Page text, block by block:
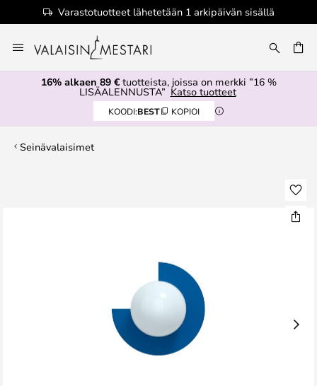
Varastotuotteet lähetetään 1 arkipäivän sisällä
to
Content
16% alkaen 89 €tuotteista, joissa on merkki ”16 %
LISÄALENNUSTA” Katso tuotteet
KOODI:BEST KOPIOI
Seinävalaisimet